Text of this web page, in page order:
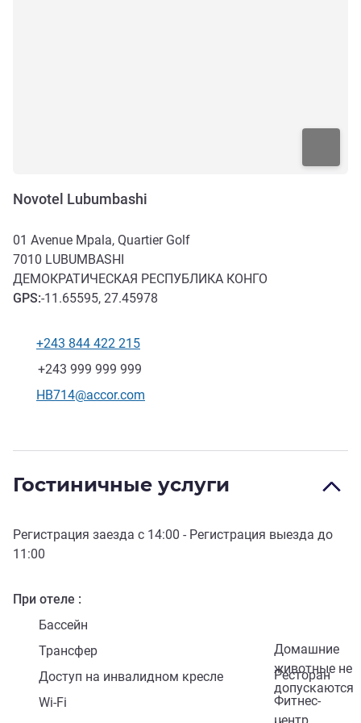
Novotel Lubumbashi
01 Avenue Mpala, Quartier Golf
7010 LUBUMBASHI
ДЕМОКРАТИЧЕСКАЯ РЕСПУБЛИКА КОНГО
GPS:-11.65595, 27.45978
Телефон
+243 844 422 215
Факс
+243 999 999 999
Контактный адрес электронной почты
HB714@accor.com
Гостиничные услуги
Регистрация заезда с 14:00 - Регистрация выезда до
11:00
При отеле
Бассейн
Домашние
животные не
допускаются
Трансфер
Ресторан
Доступ на инвалидном кресле
Фитнес-
Wi-Fi